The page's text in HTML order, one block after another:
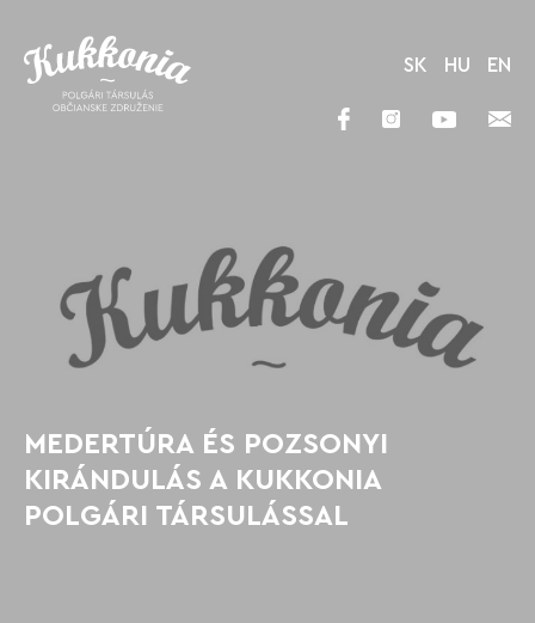
MEDERTÚRA ÉS POZSONYI
KIRÁNDULÁS A KUKKONIA
POLGÁRI TÁRSULÁSSAL
SK HU EN